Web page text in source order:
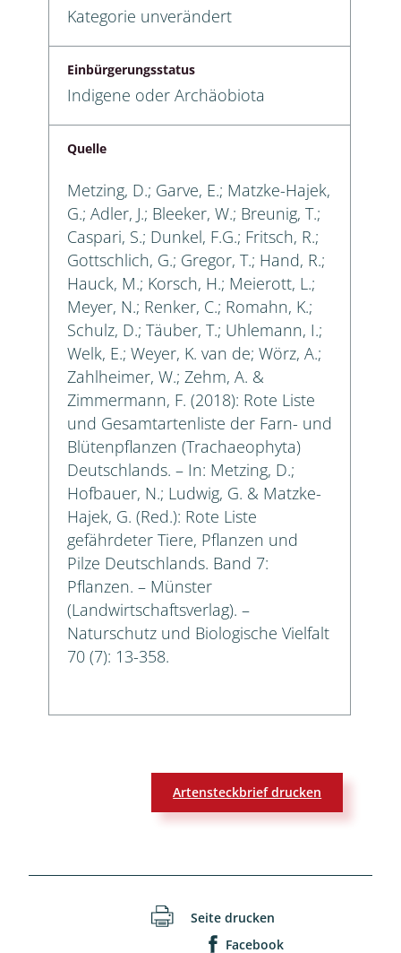
Kategorie unverändert
Einbürgerungsstatus
Indigene oder Archäobiota
Quelle
Metzing, D.; Garve, E.; Matzke-Hajek,
G.; Adler, J.; Bleeker, W.; Breunig, T.;
Caspari, S.; Dunkel, F.G.; Fritsch, R.;
Gottschlich, G.; Gregor, T.; Hand, R.;
Hauck, M.; Korsch, H.; Meierott, L.;
Meyer, N.; Renker, C.; Romahn, K.;
Schulz, D.; Täuber, T.; Uhlemann, I.;
Welk, E.; Weyer, K. van de; Wörz, A.;
Zahlheimer, W.; Zehm, A. &
Zimmermann, F. (2018): Rote Liste
und Gesamtartenliste der Farn- und
Blütenpflanzen (Trachaeophyta)
Deutschlands. – In: Metzing, D.;
Hofbauer, N.; Ludwig, G. & Matzke-
Hajek, G. (Red.): Rote Liste
gefährdeter Tiere, Pflanzen und
Pilze Deutschlands. Band 7:
Pflanzen. – Münster
(Landwirtschaftsverlag). –
Naturschutz und Biologische Vielfalt
70 (7): 13-358.
Artensteckbrief drucken
Seite drucken
Facebook